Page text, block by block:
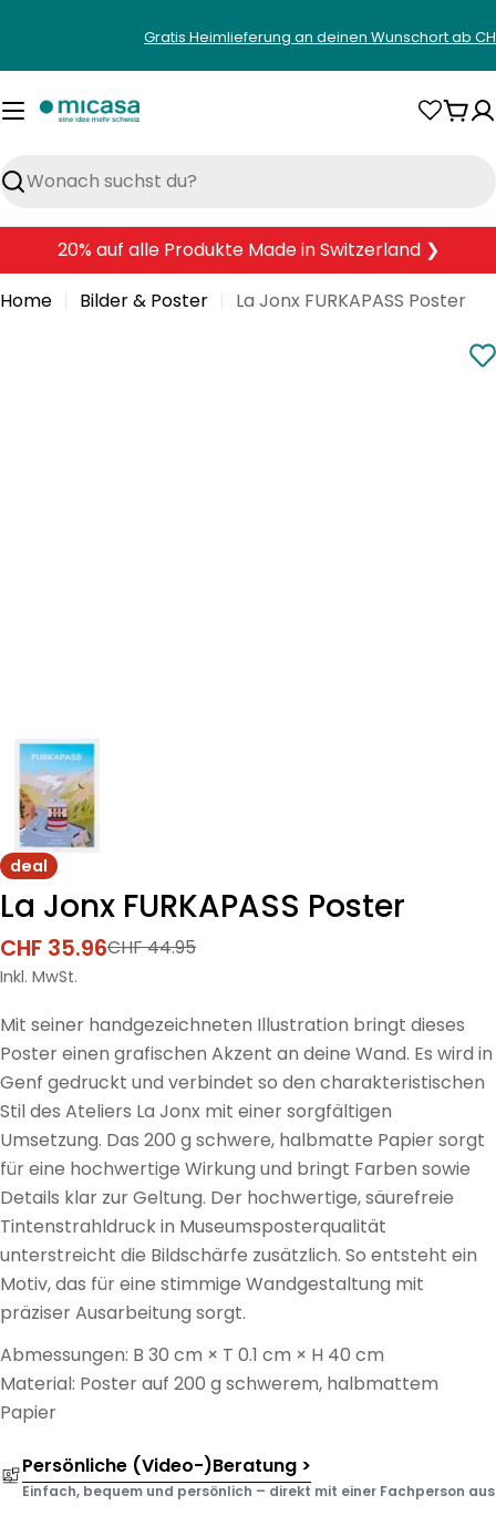
springen
Gratis Heimlieferung an deinen Wunschort ab
Suchen
20% auf alle Produkte Made in Switzerland ❯
Home
Bilder & Poster La Jonx FURKAPASS Poster
deal
La Jonx FURKAPASS Poster
Verkaufspreis
CHF 35.96
Regulärer
Preis
CHF 44.95
Inkl. MwSt.
Mit seiner handgezeichneten Illustration bringt dieses
Poster einen grafischen Akzent an deine Wand. Es wird in
Genf gedruckt und verbindet so den charakteristischen
Stil des Ateliers La Jonx mit einer sorgfältigen
Umsetzung. Das 200 g schwere, halbmatte Papier sorgt
für eine hochwertige Wirkung und bringt Farben sowie
Details klar zur Geltung. Der hochwertige, säurefreie
Tintenstrahldruck in Museumsposterqualität
unterstreicht die Bildschärfe zusätzlich. So entsteht ein
Motiv, das für eine stimmige Wandgestaltung mit
präziser Ausarbeitung sorgt.
Abmessungen: B 30 cm × T 0.1 cm × H 40 cm
Material: Poster auf 200 g schwerem, halbmattem
Papier
Persönliche (Video-)Beratung >
Einfach, bequem und persönlich – direkt mit einer Fachperson aus